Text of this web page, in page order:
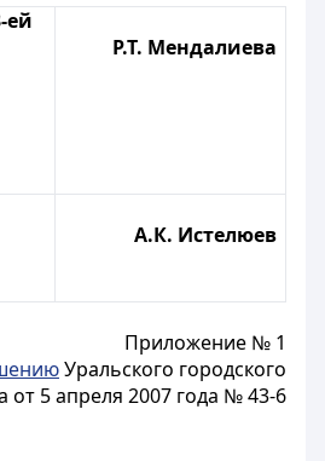
ей
Р.Т. Мендалиева
А.К. Истелюев
Приложение № 1
Уральского городского
от 5 апреля 2007 года № 43-6